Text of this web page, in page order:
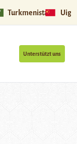
Turkmenistan
Unterstützt uns